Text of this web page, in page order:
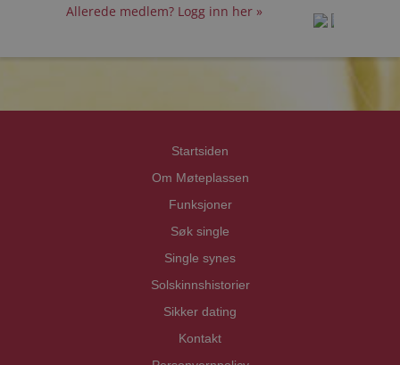
Allerede medlem? Logg inn her »
Startsiden
Om Møteplassen
Funksjoner
Søk single
Single synes
Solskinnshistorier
Sikker dating
Kontakt